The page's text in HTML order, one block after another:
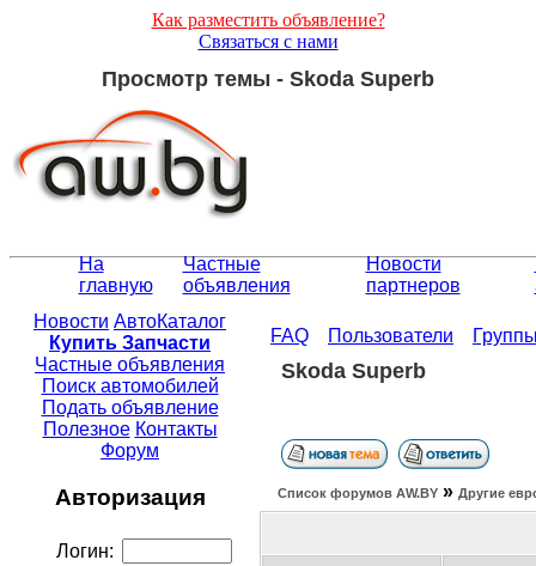
Как разместить объявление?
Связаться с нами
Просмотр темы - Skoda Superb
На
главную
Частные
объявления
Новости
партнеров
Новости АвтоКаталог
Купить Запчасти
Частные объявления
Поиск автомобилей
Подать объявление
Полезное Контакты
Форум
Авторизация
Логин:
FAQ Пользователи
Skoda Superb
Список форумов АW.BY » Другие